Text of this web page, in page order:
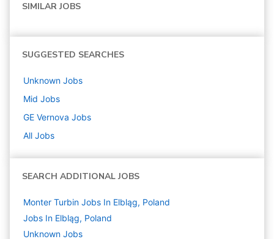
SIMILAR JOBS
SUGGESTED SEARCHES
Unknown Jobs
Mid Jobs
GE Vernova Jobs
All Jobs
SEARCH ADDITIONAL JOBS
Monter Turbin Jobs In Elbląg, Poland
Jobs In Elbląg, Poland
Unknown Jobs